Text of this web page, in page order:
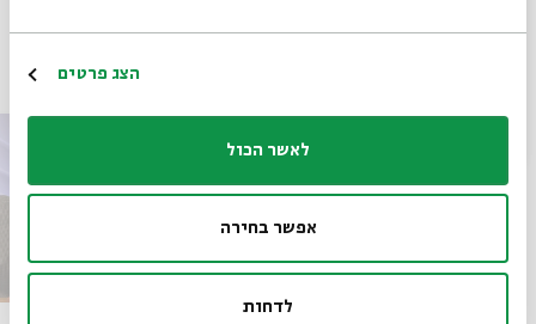
הצג פרטים
לאשר הכול
אפשר בחירה
לדחות